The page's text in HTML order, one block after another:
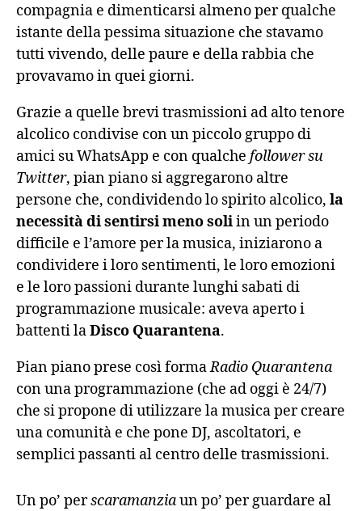
compagnia e dimenticarsi almeno per qualche
istante della pessima situazione che stavamo
tutti vivendo, delle paure e della rabbia che
provavamo in quei giorni.
Grazie a quelle brevi trasmissioni ad alto tenore
alcolico condivise con un piccolo gruppo di
amici su WhatsApp e con qualche follower su
Twitter, pian piano si aggregarono altre
persone che, condividendo lo spirito alcolico, la
necessità di sentirsi meno soliin un periodo
difficile e l’amore per la musica, iniziarono a
condividere i loro sentimenti, le loro emozioni
e le loro passioni durante lunghi sabati di
programmazione musicale: aveva aperto i
battenti laDisco Quarantena.
Pian piano prese così formaRadio Quarantena
con una programmazione (che ad oggi è 24/7)
che si propone di utilizzare la musica per creare
una comunità e che pone DJ, ascoltatori, e
semplici passanti al centro delle trasmissioni.
Un po’ perscaramanziaun po’ per guardare al